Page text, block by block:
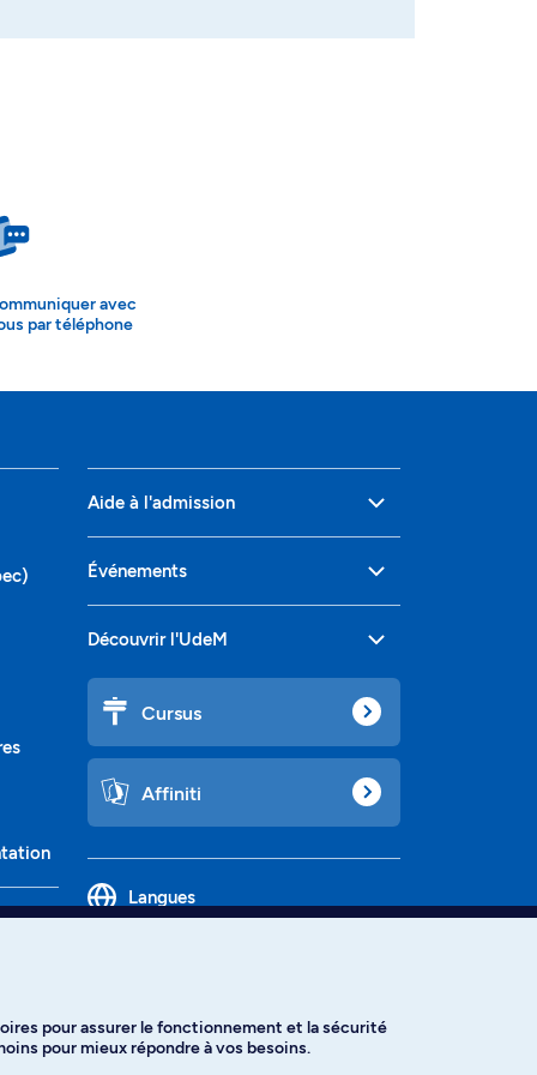
avec
par téléphone
Aide à l'admission
Événements
Découvrir l'UdeM
Cursus
Affiniti
Langues
pour assurer le fonctionnement et la sécurité
pour mieux répondre à vos besoins.